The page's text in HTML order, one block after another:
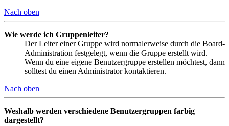
Nach oben
Wie werde ich Gruppenleiter?
Der Leiter einer Gruppe wird normalerweise durch die Board-
Administration festgelegt, wenn die Gruppe erstellt wird.
Wenn du eine eigene Benutzergruppe erstellen möchtest, dann
solltest du einen Administrator kontaktieren.
Nach oben
Weshalb werden verschiedene Benutzergruppen farbig
dargestellt?